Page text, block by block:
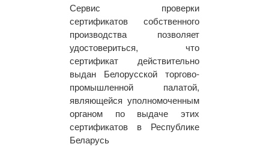
Сервис проверки
сертификатов собственного
производства позволяет
удостовериться, что
сертификат действительно
выдан Белорусской торгово-
промышленной палатой,
являющейся уполномоченным
органом по выдаче этих
сертификатов в Республике
Беларусь